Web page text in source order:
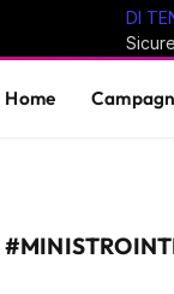
DI
Home